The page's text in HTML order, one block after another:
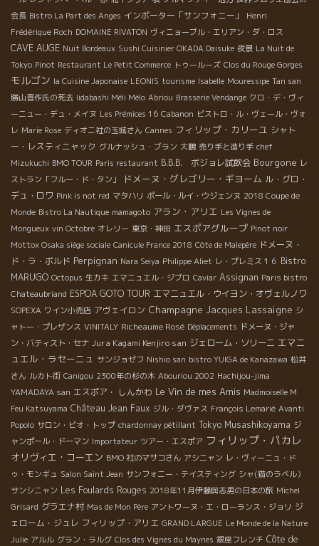
会長 Bistro La Part des Anges インポーター「サンフォニー」
Henri
Frédérique Roch DOMAINE RIVATON ヴィニョーブル・エリアン・ダ・ロス
CAVE AUGE Nuit Bordeaux Sushi Cuisinier OKADA Daisuke 夜景 La Nuit de
Tokyo Pinot Restaurant Le Petit Commerce トゥールーズ Clos du Rouge Gorges
モルゴン la Cuisine Japonaise LEONIS tourisme Isabelle Mouressipe Tan san
勝山晋作氏の死去 Iidabashi Méli Mélo Abriou Brasserie Vendange クロ・デ・ヴィ
ーニュー・デュ・メイヌ Les Prémices 16 Cabanon ビストロ・ル・ヴェール・ヴォ
レ Marie Rose ディオニ社の玉城さん Cannes フィリップ・カリーユ シャト
ー・レスティニャック グルナッシュ・ブラン 大鵬 売り手と造り手 chef
Mizukuchi BMO TOUR Paris restaurant B.B.B. ボジョレ試飲会 Bourgone レ
ストラン「フルー・ド・タン」
ドメーヌ・グレゴリー・ギヨーム ル・グロ・
デュ・ロワ Pink is not red マタハリ ポール・ルイ・ウジェンヌ 2018 Coupe de
Monde Bistro La Nautique mamagoto アラン・アリエ Les Vignes de
Mongueux vin Octobre オレリー 東京・神田 エスポアグループ Pinot noir
Mottox Osaka siège sociale Canicule France 2018 Côte de Malepère ドメーヌ・
ド・ラ・ボルド Perpignan Nara Seiya Philippe Aliet レ・プレミス１６ Bistro
MARUGO Octopus 生カキ エマニュエル・ジブロ Caviar Assignan Paris bistro
Chateaubriand ESPOA GOTO TOUR エマニュエル・ウイヨン・オヴェルノワ
SOPEXA ワイン小売店 アヴェイロン Champagne Jacques Lassaigne シ
ャトー・プレザンス VINITALY Richeaume Rosé Déplacements ドメーヌ・ジャ
ン・バティスト・セナ Jura Kagami Kenjiro san ジェローム・ソリーニ エマニ
ュエル・ラセーニュ サンジョゼフ Nishio san bistro YUIGA de Kanazawa 松井
さん ルカト街 Canigou 2300年の杉の木 Abouriou 2002 Hachijou-jima
YAMADAYA san エスポア・ しんかわ Le Vin de mes Amis Madmoiselle M
Feu Katsuyama Château Jean Faux ジル・ダヴァス François Lemarié Avanti
Popolo サロン・ビオ・トップ chardonnay pétillant Tokyo Musashikoyama ジ
ャンポール・ドーマン Importateur ツアー・エスポア フィリップ・パカレ
オリヴィエ・コーエン BMO 社のマサコさん アシニャン レ・ヴィーニュ・ド
ゥ・モンギュ Salon Saint Jean サンフォニー・テイスティング シャ(猫のラベル）
サンシニャン Les Foulards Rouges 2018年11月伊藤與志男の日本の旅 Michel
Grisard グラエナ村 Mas de Mon Père アントワーヌ・エ・ローランス・ジョリ ジ
ェローム・ジュレ フィリップ・アリエ GRAND LARGUE Le Monde de la Nature
Julie アルル グラン・ラルグ Clos des Vignes du Maynes 銀座フレンチ Côte de